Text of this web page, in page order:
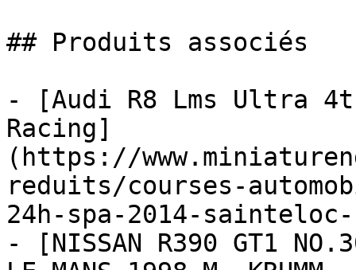
## Produits associés
- [Audi R8 Lms Ultra
Racing]
(https://
reduits/courses-
24h-spa-2014-
- [NISSAN R390 GT1